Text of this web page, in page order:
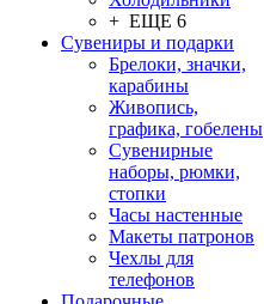
+ ЕЩЕ 6
Сувениры и подарки
Брелоки, значки,
карабины
Живопись,
графика, гобелены
Сувенирные
наборы, рюмки,
стопки
Часы настенные
Макеты патронов
Чехлы для
телефонов